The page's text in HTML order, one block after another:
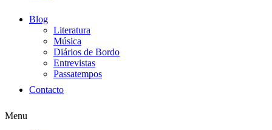
Blog
Literatura
Música
Diários de Bordo
Entrevistas
Passatempos
Contacto
Menu